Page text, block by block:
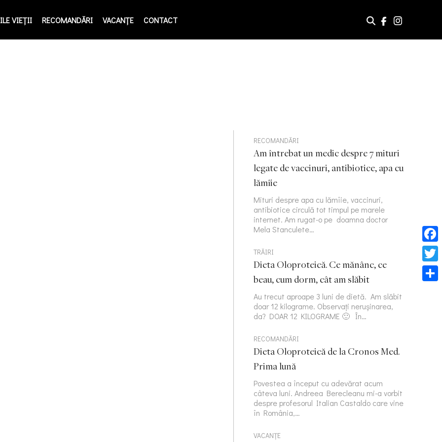
VIEŢII RECOMANDĂRI VACANȚE CONTACT
RECOMANDĂRI
Am întrebat un medic despre 7 mituri
legate de vaccinuri, antibiotice, apa cu
lămîie
Mituri despre apa cu lămîie, vaccinuri,
antibiotice circulă tot timpul pe marele
internet. Am rugat-o pe doamna doctor
Mela Stanculete…
TRĂIRI
Dieta Oloproteică. Ce mănânc, ce
beau, cum dorm, cât am slăbit
Au trecut aproape 3 luni de dietă. Am slăbit
doar 12 kilograme. Observați nerușinarea,
da? DOAR 12 KILOGRAME 🙂 În…
RECOMANDĂRI
Dieta Oloproteică de la Cronos Med.
Prima lună
Povestea a început cu adevărat acum
câteva luni. Andreea Berecleanu mi-a vorbit
despre profesorul Italian Castaldo care vine
în România,…
VACANȚE